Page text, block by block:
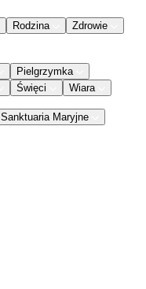
Rodzina
Zdrowie
Pielgrzymka
Święci Wiara
Sanktuaria Maryjne